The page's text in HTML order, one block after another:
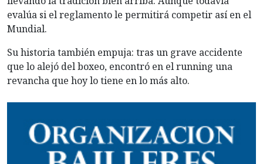
evalúa si el reglamento le permitirá competir así en el
Mundial.
Su historia también empuja: tras un grave accidente
que lo alejó del boxeo, encontró en el running una
revancha que hoy lo tiene en lo más alto.